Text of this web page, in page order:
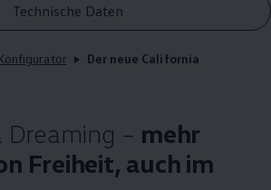
Technische Daten
Der neue California
Dreaming – mehr
Freiheit, auch im